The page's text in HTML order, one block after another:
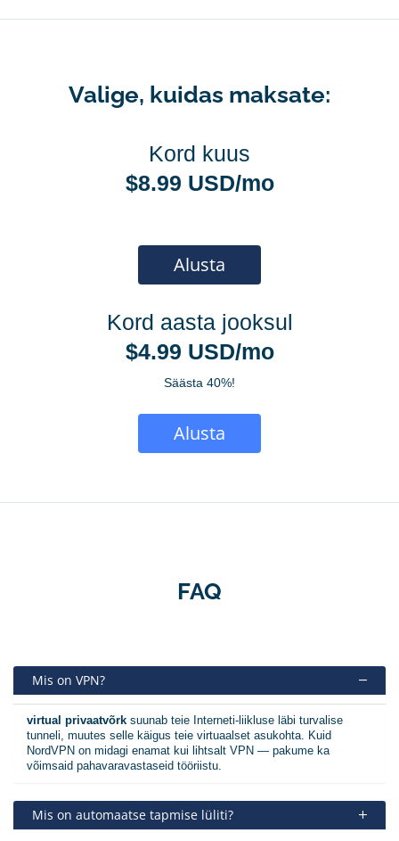
Valige, kuidas maksate:
Kord kuus
$8.99 USD/mo
Alusta
Kord aasta jooksul
$4.99 USD/mo
Säästa 40%!
Alusta
FAQ
Mis on VPN?
virtual privaatvõrk suunab teie Interneti-liikluse läbi turvalise
tunneli, muutes selle käigus teie virtuaalset asukohta. Kuid
NordVPN on midagi enamat kui lihtsalt VPN — pakume ka
võimsaid pahavaravastaseid tööriistu.
Mis on automaatse tapmise lüliti?